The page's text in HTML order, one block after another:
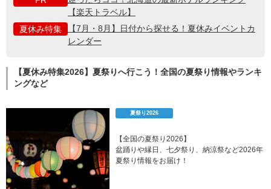
【楽天トラベル】
夏休み特集
【7月・8月】日付から探せる！夏休みイベントカ
レンダー
【夏休み特集2026】夏祭りへ行こう！全国の夏祭り情報やランキ
ングなど
夏祭り2026
【全国の夏祭り2026】
盆踊りや縁日、七夕祭り、納涼祭など2026年
夏祭り情報をお届け！